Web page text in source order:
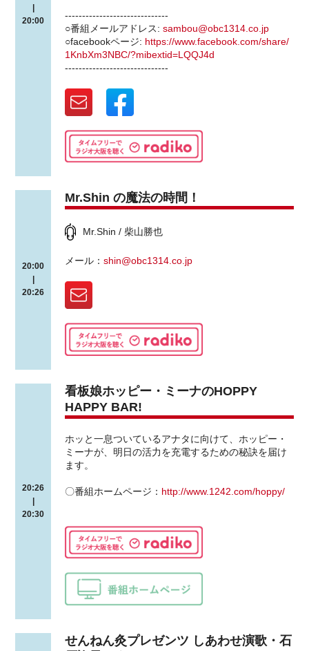
|
20:00
------------------------------
○番組メールアドレス:sambou@obc1314.co.jp
○facebookページ: https://www.facebook.com/share/
1KnbXm3NBC/?mibextid=LQQJ4d
------------------------------
20:00
20:26
Mr.Shin の魔法の時間！
Mr.Shin / 柴山勝也
メール：shin@obc1314.co.jp
20:26
|
20:30
看板娘ホッピー・ミーナのHOPPY
HAPPY BAR!
ホッと一息ついているアナタに向けて、ホッピー・
ミーナが、明日の活力を充電するための秘訣を届け
ます。
〇番組ホームページ： http://www.1242.com/hoppy/
せんねん灸プレゼンツ しあわせ演歌・石